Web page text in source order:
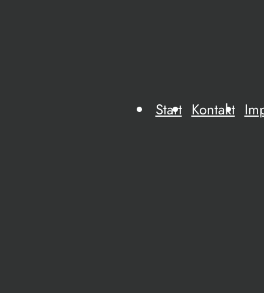
Start Kontakt